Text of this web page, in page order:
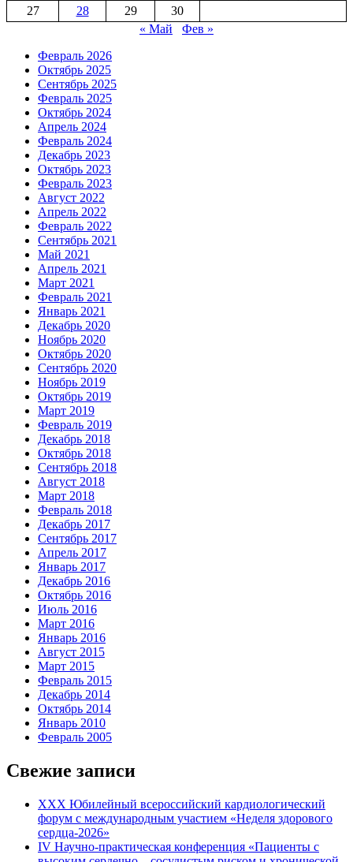
27
28 29
30
« Май
Фев »
Февраль 2026
Октябрь 2025
Сентябрь 2025
Февраль 2025
Октябрь 2024
Апрель 2024
Февраль 2024
Декабрь 2023
Октябрь 2023
Февраль 2023
Август 2022
Апрель 2022
Февраль 2022
Сентябрь 2021
Май 2021
Апрель 2021
Март 2021
Февраль 2021
Январь 2021
Декабрь 2020
Ноябрь 2020
Октябрь 2020
Сентябрь 2020
Ноябрь 2019
Октябрь 2019
Март 2019
Февраль 2019
Декабрь 2018
Октябрь 2018
Сентябрь 2018
Август 2018
Март 2018
Февраль 2018
Декабрь 2017
Сентябрь 2017
Апрель 2017
Январь 2017
Декабрь 2016
Октябрь 2016
Июль 2016
Март 2016
Январь 2016
Август 2015
Март 2015
Февраль 2015
Декабрь 2014
Октябрь 2014
Январь 2010
Февраль 2005
Свежие записи
XXX Юбилейный всероссийский кардиологический
форум с международным участием «Неделя здорового
сердца-2026»
IV Научно-практическая конференция «Пациенты с